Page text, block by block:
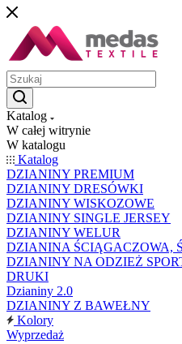
Katalog
W całej witrynie
W katalogu
Katalog
DZIANINY PREMIUM
DZIANINY DRESÓWKI
DZIANINY WISKOZOWE
DZIANINY SINGLE JERSEY
DZIANINY WELUR
DZIANINA ŚCIĄGACZOWA,
DZIANINY NA ODZIEŻ
DRUKI
Dzianiny 2.0
DZIANINY Z BAWEŁNY
Kolory
Wyprzedaż